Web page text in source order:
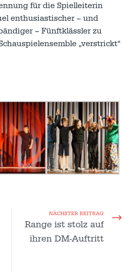
für die Spielleiterin
enthusiastischer – und
– Fünftklässler zu
„verstrickt“
NÄCHSTER BEITRAG
Range ist stolz auf
ihren DM-Auftritt